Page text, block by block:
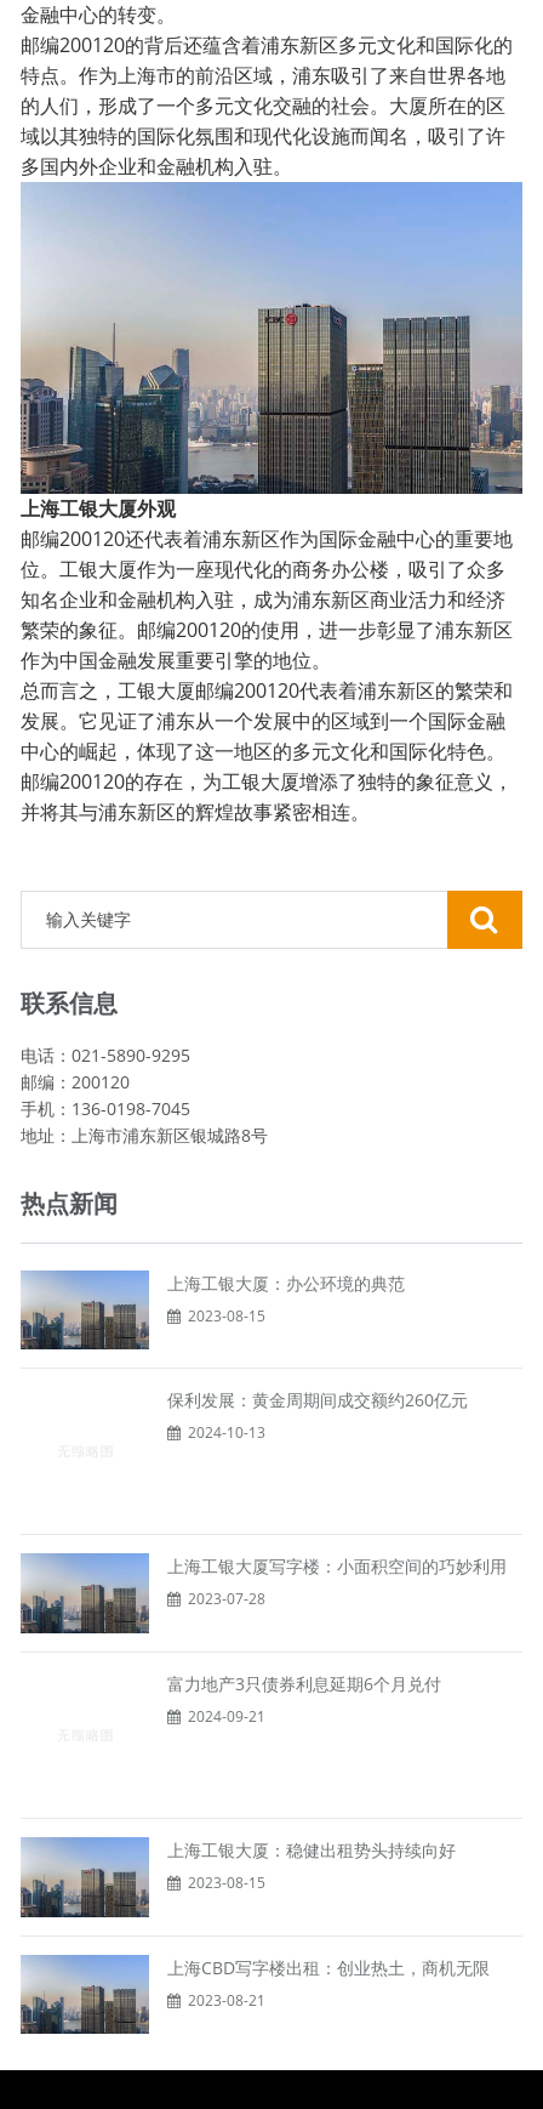
金融中心的转变。
邮编200120的背后还蕴含着浦东新区多元文化和国际化的
特点。作为上海市的前沿区域，浦东吸引了来自世界各地
的人们，形成了一个多元文化交融的社会。大厦所在的区
域以其独特的国际化氛围和现代化设施而闻名，吸引了许
多国内外企业和金融机构入驻。
上海工银大厦外观
邮编200120还代表着浦东新区作为国际金融中心的重要地
位。工银大厦作为一座现代化的商务办公楼，吸引了众多
知名企业和金融机构入驻，成为浦东新区商业活力和经济
繁荣的象征。邮编200120的使用，进一步彰显了浦东新区
作为中国金融发展重要引擎的地位。
总而言之，工银大厦邮编200120代表着浦东新区的繁荣和
发展。它见证了浦东从一个发展中的区域到一个国际金融
中心的崛起，体现了这一地区的多元文化和国际化特色。
邮编200120的存在，为工银大厦增添了独特的象征意义，
并将其与浦东新区的辉煌故事紧密相连。
联系信息
电话：021-5890-9295
邮编：200120
手机：136-0198-7045
地址：上海市浦东新区银城路8号
热点新闻
上海工银大厦：办公环境的典范
2023-08-15
保利发展：黄金周期间成交额约260亿元
2024-10-13
上海工银大厦写字楼：小面积空间的巧妙利用
2023-07-28
富力地产3只债券利息延期6个月兑付
2024-09-21
上海工银大厦：稳健出租势头持续向好
2023-08-15
上海CBD写字楼出租：创业热土，商机无限
2023-08-21